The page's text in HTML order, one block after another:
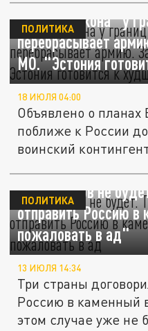
"Зубы дракона" у
перебрасывает
МО. "Эстония
ПОЛИТИКА
18 ИЮЛЯ 04:00
Объявлено о планах
поближе к России
воинский
Переговоров не
отправить Россию
пожаловать в ад"
ПОЛИТИКА
13 ИЮЛЯ 14:34
Три страны
Россию в каменный
этом случае уже не